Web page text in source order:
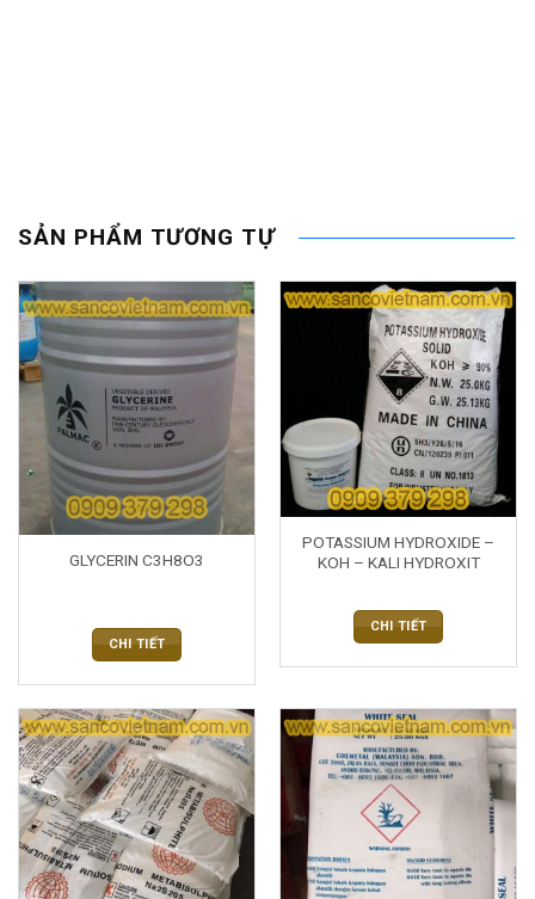
SẢN PHẨM TƯƠNG TỰ
GLYCERIN C3H8O3
CHI TIẾT
POTASSIUM HYDROXIDE –
KOH – KALI HYDROXIT
CHI TIẾT